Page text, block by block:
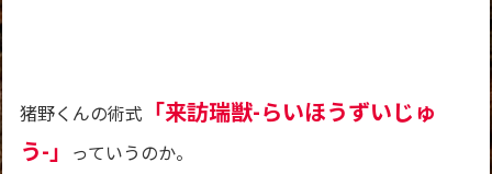
猪野くんの術式 「来訪瑞獣-らいほうずいじゅ
う-」 っていうのか。